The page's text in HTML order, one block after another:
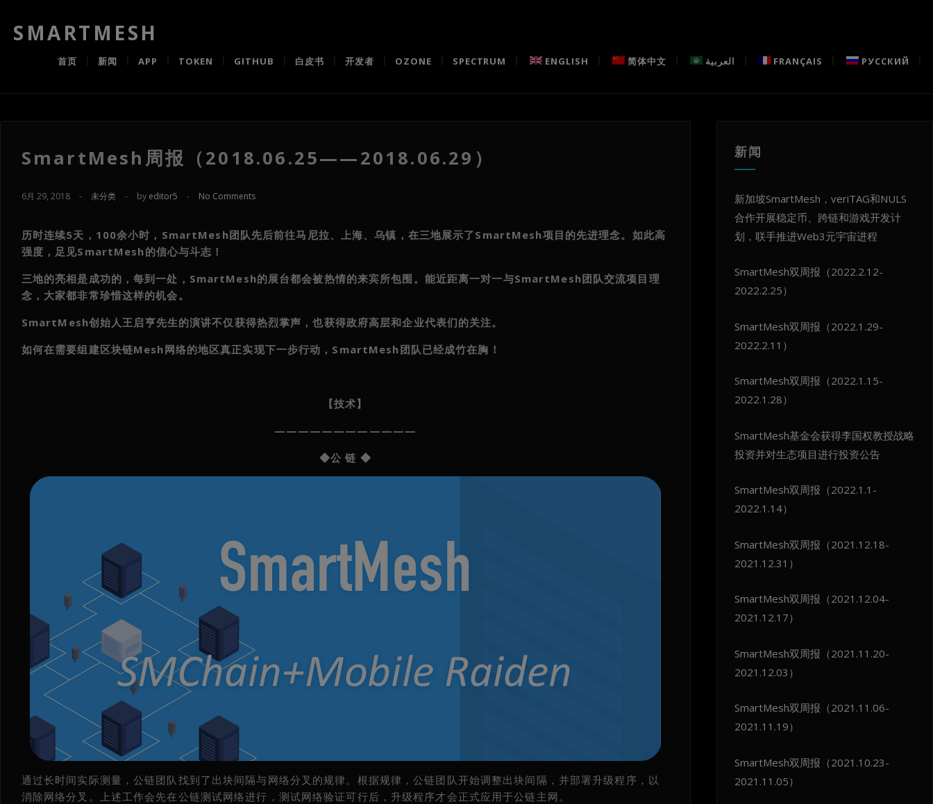
SMARTMESH
首页 新闻 APP TOKEN GITHUB 白皮书 开发者 OZONE SPECTRUM ENGLISH 简体中文 العربية FRANÇAIS РУССКИЙ
SmartMesh周报（2018.06.25——2018.06.29）
6月 29, 2018 - 未分类 - by editor5 - No Comments
历时连续5天，100余小时，SmartMesh团队先后前往马尼拉、上海、乌镇，在三地展示了SmartMesh项目的先进理念。如此高
强度，足见SmartMesh的信心与斗志！
三地的亮相是成功的，每到一处，SmartMesh的展台都会被热情的来宾所包围。能近距离一对一与SmartMesh团队交流项目理
念，大家都非常珍惜这样的机会。
SmartMesh创始人王启亨先生的演讲不仅获得热烈掌声，也获得政府高层和企业代表们的关注。
如何在需要组建区块链Mesh网络的地区真正实现下一步行动，SmartMesh团队已经成竹在胸！
【技术】
————————————
◆公 链 ◆
通过长时间实际测量，公链团队找到了出块间隔与网络分叉的规律。根据规律，公链团队开始调整出块间隔，并部署升级程序，以
消除网络分叉。上述工作会先在公链测试网络进行，测试网络验证可行后，升级程序才会正式应用于公链主网。
新闻
新加坡SmartMesh，veriTAG和NULS
合作开展稳定币、跨链和游戏开发计
划，联手推进Web3元宇宙进程
SmartMesh双周报（2022.2.12-
2022.2.25）
SmartMesh双周报（2022.1.29-
2022.2.11）
SmartMesh双周报（2022.1.15-
2022.1.28）
SmartMesh基金会获得李国权教授战略
投资并对生态项目进行投资公告
SmartMesh双周报（2022.1.1-
2022.1.14）
SmartMesh双周报（2021.12.18-
2021.12.31）
SmartMesh双周报（2021.12.04-
2021.12.17）
SmartMesh双周报（2021.11.20-
2021.12.03）
SmartMesh双周报（2021.11.06-
2021.11.19）
SmartMesh双周报（2021.10.23-
2021.11.05）